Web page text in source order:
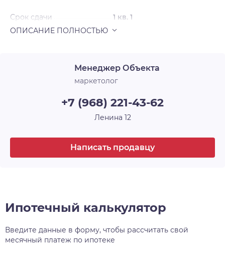
Срок сдачи 1 кв. 1
Менеджер Объекта
маркетолог
+7 (968) 221-43-62
Ленина 12
Написать продавцу
Ипотечный калькулятор
Введите данные в форму, чтобы рассчитать свой
месячный платеж по ипотеке